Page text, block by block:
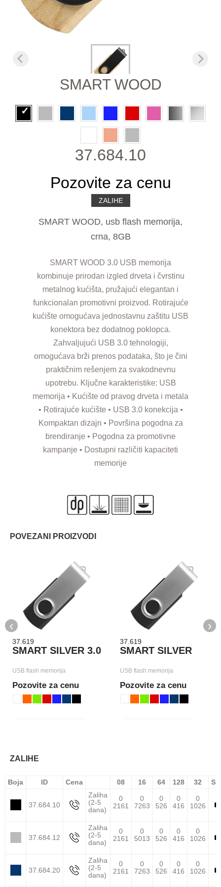
SMART WOOD
37.684.10
Pozovite za cenu
ZALIHE
SMART WOOD, usb flash memorija,
crna, 8GB
SMART WOOD 3.0 USB memorija
kombinuje prirodan izgled drveta i čvrstinu
metalnog kućišta, pružajući elegantan i
funkcionalan promotivni proizvod. Rotirajuće
kućište omogućava jednostavnu zaštitu USB
konektora bez dodatnog poklopca.
Zahvaljujući USB 3.0 tehnologiji,
omogućava brži prenos podataka, što je čini
praktičnim rešenjem za svakodnevnu
upotrebu. Ključne karakteristike: USB
memorija • Kućište od pravog drveta i metala
• Rotirajuće kućište • USB 3.0 konekcija •
Kompaktan dizajn • Površina pogodna za
brendiranje • Pogodna za promotivne
kampanje • Dostupni različiti kapaciteti
memorije
POVEZANI PROIZVODI
37.619
SMART SILVER 3.0
USB flash memorija
Pozovite za cenu
37.619
SMART SILVER
USB flash memorija
Pozovite za cenu
‹ ›
ZALIHE
Boja ID Cena 08 16 64 128 32
37.684.10
Zaliha
(2-5
dana)
0
2161
0
7263
0
526
0
416
0
1026
37.684.12
Zaliha
(2-5
dana)
0
2161
0
5013
0
526
0
416
0
1026
37.684.20
Zaliha
(2-5
dana)
0
2161
0
7263
0
526
0
416
0
1026